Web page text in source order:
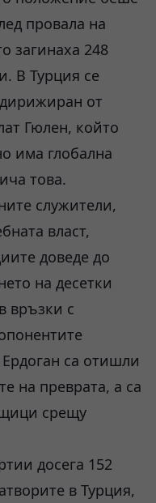
провала на
загинаха 248
В Турция се
от
Гюлен, който
има глобална
това.
служители,
власт,
доведе до
на десетки
връзки с
са отишли
на преврата, а са
срещу
досега 152
в Турция,